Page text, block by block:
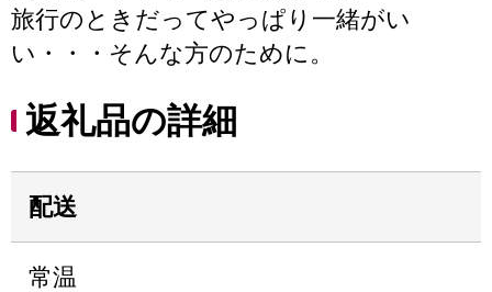
旅行のときだってやっぱり一緒がい
い・・・そんな方のために。
返礼品の詳細
配送
常温